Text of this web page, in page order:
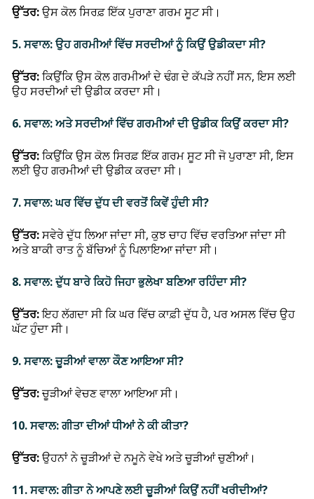
ਉੱਤਰ:ਉਸ ਕੋਲ ਸਿਰਫ਼ ਇੱਕ ਪੁਰਾਣਾ ਗਰਮ ਸੂਟ ਸੀ।
5. ਸਵਾਲ: ਉਹ ਗਰਮੀਆਂ ਵਿੱਚ ਸਰਦੀਆਂ ਨੂੰ ਕਿਉਂ ਉਡੀਕਦਾ ਸੀ?
ਉੱਤਰ:ਕਿਉਂਕਿ ਉਸ ਕੋਲ ਗਰਮੀਆਂ ਦੇ ਢੰਗ ਦੇ ਕੱਪੜੇ ਨਹੀਂ ਸਨ, ਇਸ ਲਈ
ਉਹ ਸਰਦੀਆਂ ਦੀ ਉਡੀਕ ਕਰਦਾ ਸੀ।
6. ਸਵਾਲ: ਅਤੇ ਸਰਦੀਆਂ ਵਿੱਚ ਗਰਮੀਆਂ ਦੀ ਉਡੀਕ ਕਿਉਂ ਕਰਦਾ ਸੀ?
ਉੱਤਰ:ਕਿਉਂਕਿ ਉਸ ਕੋਲ ਸਿਰਫ਼ ਇੱਕ ਗਰਮ ਸੂਟ ਸੀ ਜੋ ਪੁਰਾਣਾ ਸੀ, ਇਸ
ਲਈ ਉਹ ਗਰਮੀਆਂ ਦੀ ਉਡੀਕ ਕਰਦਾ ਸੀ।
7. ਸਵਾਲ: ਘਰ ਵਿੱਚ ਦੁੱਧ ਦੀ ਵਰਤੋਂ ਕਿਵੇਂ ਹੁੰਦੀ ਸੀ?
ਉੱਤਰ:ਸਵੇਰੇ ਦੁੱਧ ਲਿਆ ਜਾਂਦਾ ਸੀ, ਕੁਝ ਚਾਹ ਵਿੱਚ ਵਰਤਿਆ ਜਾਂਦਾ ਸੀ
ਅਤੇ ਬਾਕੀ ਰਾਤ ਨੂੰ ਬੱਚਿਆਂ ਨੂੰ ਪਿਲਾਇਆ ਜਾਂਦਾ ਸੀ।
8. ਸਵਾਲ: ਦੁੱਧ ਬਾਰੇ ਕਿਹੋ ਜਿਹਾ ਭੁਲੇਖਾ ਬਣਿਆ ਰਹਿੰਦਾ ਸੀ?
ਉੱਤਰ:ਇਹ ਲੱਗਦਾ ਸੀ ਕਿ ਘਰ ਵਿੱਚ ਕਾਫ਼ੀ ਦੁੱਧ ਹੈ, ਪਰ ਅਸਲ ਵਿੱਚ ਉਹ
ਘੱਟ ਹੁੰਦਾ ਸੀ।
9. ਸਵਾਲ: ਚੂੜੀਆਂ ਵਾਲਾ ਕੌਣ ਆਇਆ ਸੀ?
ਉੱਤਰ:ਚੂੜੀਆਂ ਵੇਚਣ ਵਾਲਾ ਆਇਆ ਸੀ।
10. ਸਵਾਲ: ਗੀਤਾ ਦੀਆਂ ਧੀਆਂ ਨੇ ਕੀ ਕੀਤਾ?
ਉੱਤਰ:ਉਹਨਾਂ ਨੇ ਚੂੜੀਆਂ ਦੇ ਨਮੂਨੇ ਵੇਖੇ ਅਤੇ ਚੂੜੀਆਂ ਚੁਣੀਆਂ।
11. ਸਵਾਲ: ਗੀਤਾ ਨੇ ਆਪਣੇ ਲਈ ਚੂੜੀਆਂ ਕਿਉਂ ਨਹੀਂ ਖਰੀਦੀਆਂ?